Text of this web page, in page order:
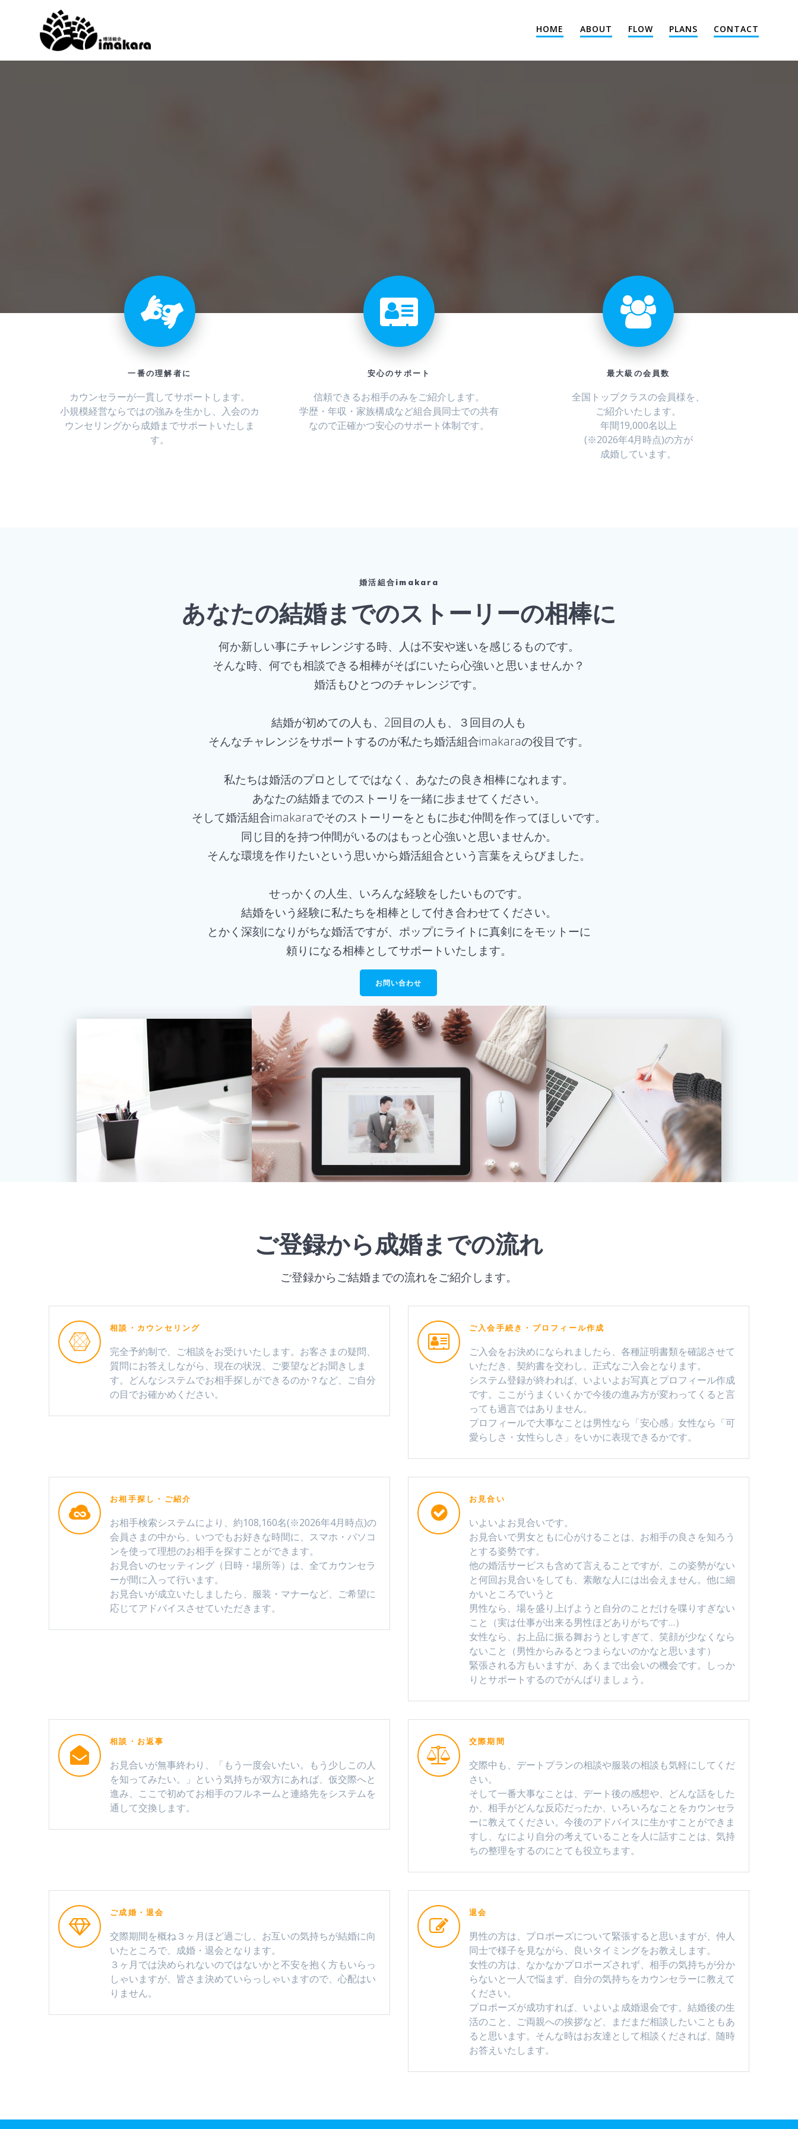
ツ
HOME ABOUT FLOW PLANS CONTACT
一番の理解者に
カウンセラーが一貫してサポートします。
小規模経営ならではの強みを生かし、入会のカ
ウンセリングから成婚までサポートいたしま
す。
安心のサポート
信頼できるお相手のみをご紹介します。
学歴・年収・家族構成など組合員同士での共有
なので正確かつ安心のサポート体制です。
最大級の会員数
全国トップクラスの会員様を、
ご紹介いたします。
年間19,000名以上
(※2026年4月時点)の方が
成婚しています。
婚活組合imakara
あなたの結婚までのストーリーの相棒に
何か新しい事にチャレンジする時、人は不安や迷いを感じるものです。
そんな時、何でも相談できる相棒がそばにいたら心強いと思いませんか？
婚活もひとつのチャレンジです。
結婚が初めての人も、2回目の人も、３回目の人も
そんなチャレンジをサポートするのが私たち婚活組合imakaraの役目です。
私たちは婚活のプロとしてではなく、あなたの良き相棒になれます。
あなたの結婚までのストーリを一緒に歩ませてください。
そして婚活組合imakaraでそのストーリーをともに歩む仲間を作ってほしいです。
同じ目的を持つ仲間がいるのはもっと心強いと思いませんか。
そんな環境を作りたいという思いから婚活組合という言葉をえらびました。
せっかくの人生、いろんな経験をしたいものです。
結婚をいう経験に私たちを相棒として付き合わせてください。
とかく深刻になりがちな婚活ですが、ポップにライトに真剣にをモットーに
頼りになる相棒としてサポートいたします。
お問い合わせ
ご登録から成婚までの流れ
ご登録からご結婚までの流れをご紹介します。
相談・カウンセリング
完全予約制で、ご相談をお受けいたします。お客さまの疑問、
質問にお答えしながら、現在の状況、ご要望などお聞きしま
す。どんなシステムでお相手探しができるのか？など、ご自分
の目でお確かめください。
ご入会手続き・プロフィール作成
ご入会をお決めになられましたら、各種証明書類を確認させて
いただき、契約書を交わし、正式なご入会となります。
システム登録が終われば、いよいよお写真とプロフィール作成
です。ここがうまくいくかで今後の進み方が変わってくると言
っても過言ではありません。
プロフィールで大事なことは男性なら「安心感」女性なら「可
愛らしさ・女性らしさ」をいかに表現できるかです。
お相手探し・ご紹介
お相手検索システムにより、約108,160名(※2026年4月時点)の
会員さまの中から、いつでもお好きな時間に、スマホ・パソコ
ンを使って理想のお相手を探すことができます。
お見合いのセッティング（日時・場所等）は、全てカウンセラ
ーが間に入って行います。
お見合いが成立いたしましたら、服装・マナーなど、ご希望に
応じてアドバイスさせていただきます。
お見合い
いよいよお見合いです。
お見合いで男女ともに心がけることは、お相手の良さを知ろう
とする姿勢です。
他の婚活サービスも含めて言えることですが、この姿勢がない
と何回お見合いをしても、素敵な人には出会えません。他に細
かいところでいうと
男性なら、場を盛り上げようと自分のことだけを喋りすぎない
こと（実は仕事が出来る男性ほどありがちです…）
女性なら、お上品に振る舞おうとしすぎて、笑顔が少なくなら
ないこと（男性からみるとつまらないのかなと思います）
緊張される方もいますが、あくまで出会いの機会です。しっか
りとサポートするのでがんばりましょう。
相談・お返事
お見合いが無事終わり、「もう一度会いたい。もう少しこの人
を知ってみたい。」という気持ちが双方にあれば、仮交際へと
進み、ここで初めてお相手のフルネームと連絡先をシステムを
通して交換します。
交際期間
交際中も、デートプランの相談や服装の相談も気軽にしてくだ
さい。
そして一番大事なことは、デート後の感想や、どんな話をした
か、相手がどんな反応だったか、いろいろなことをカウンセラ
ーに教えてください。今後のアドバイスに生かすことができま
すし、なにより自分の考えていることを人に話すことは、気持
ちの整理をするのにとても役立ちます。
ご成婚・退会
交際期間を概ね３ヶ月ほど過ごし、お互いの気持ちが結婚に向
いたところで、成婚・退会となります。
３ヶ月では決められないのではないかと不安を抱く方もいらっ
しゃいますが、皆さま決めていらっしゃいますので、心配はい
りません。
退会
男性の方は、プロポーズについて緊張すると思いますが、仲人
同士で様子を見ながら、良いタイミングをお教えします。
女性の方は、なかなかプロポーズされず、相手の気持ちが分か
らないと一人で悩まず、自分の気持ちをカウンセラーに教えて
ください。
プロポーズが成功すれば、いよいよ成婚退会です。結婚後の生
活のこと、ご両親への挨拶など、まだまだ相談したいこともあ
ると思います。そんな時はお友達として相談くだされば、随時
お答えいたします。